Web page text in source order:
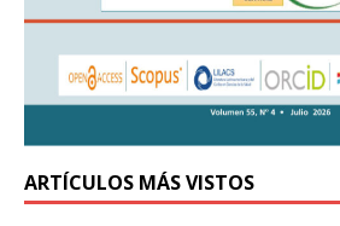
ARTÍCULOS MÁS VISTOS